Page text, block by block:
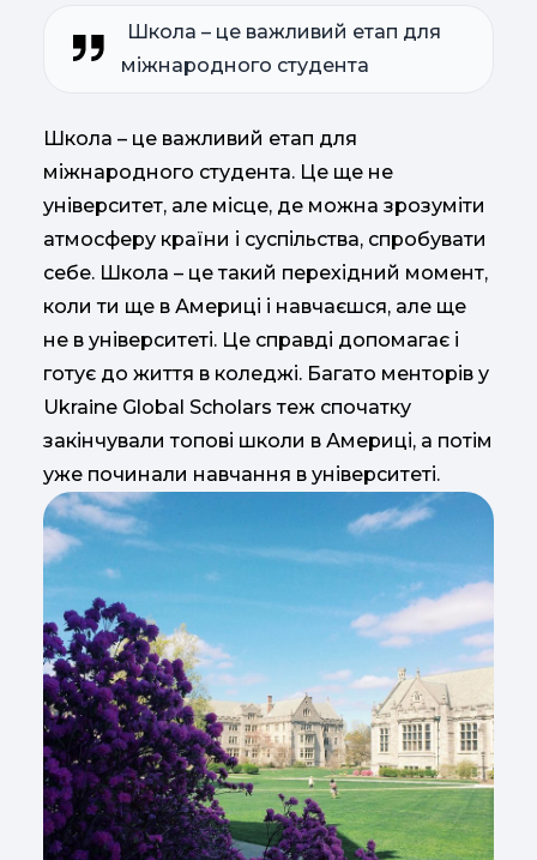
Школа – це важливий етап для
міжнародного студента
Школа – це важливий етап для
міжнародного студента. Це ще не
університет, але місце, де можна зрозуміти
атмосферу країни і суспільства, спробувати
себе. Школа – це такий перехідний момент,
коли ти ще в Америці і навчаєшся, але ще
не в університеті. Це справді допомагає і
готує до життя в коледжі. Багато менторів у
Ukraine Global Scholars теж спочатку
закінчували топові школи в Америці, а потім
уже починали навчання в університеті.